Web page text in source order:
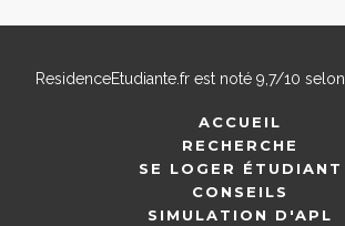
ResidenceEtudiante.frest noté 9,7/10 selon
ACCUEIL
RECHERCHE
SE LOGER ÉTUDIANT
CONSEILS
SIMULATION D'APL